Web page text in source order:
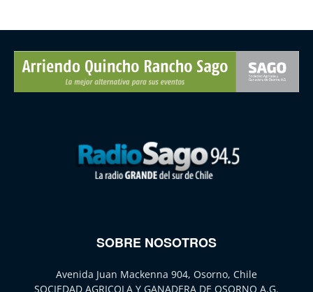
SOBRE NOSOTROS
Avenida Juan Mackenna 904, Osorno, Chile
SOCIEDAD AGRICOLA Y GANADERA DE OSORNO A.G.